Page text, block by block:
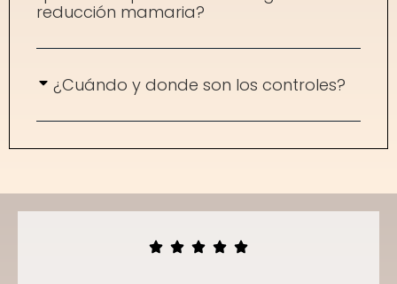
reducción mamaria?
¿Cuándo y donde son los controles?